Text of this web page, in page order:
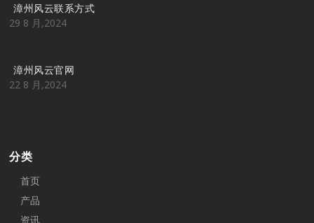
漳州风云联系方式
29 8 月,2024
漳州风云官网
22 8 月,2024
分类
首页
产品
资讯